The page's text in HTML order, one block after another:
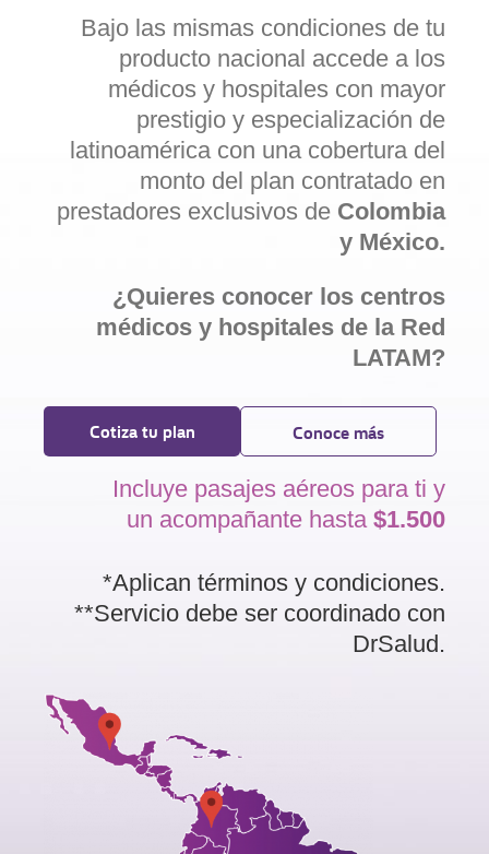
Bajo las mismas condiciones de tu
producto nacional accede a los
médicos y hospitales con mayor
prestigio y especialización de
latinoamérica con una cobertura del
monto del plan contratado en
prestadores exclusivos de Colombia
y México.
¿Quieres conocer los centros
médicos y hospitales de la Red
LATAM?
Cotiza tu plan Conoce más
Incluye pasajes aéreos para ti y
un acompañante hasta $1.500
*Aplican términos y condiciones.
**Servicio debe ser coordinado con
DrSalud.